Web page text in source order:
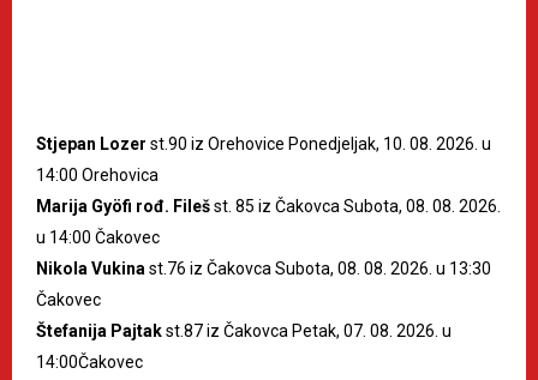
Stjepan Lozer st.90 iz Orehovice Ponedjeljak, 10. 08. 2026. u
14:00 Orehovica
Marija Gyöfi rođ. Filešst. 85 iz Čakovca Subota, 08. 08. 2026.
u 14:00 Čakovec
Nikola Vukinast.76 iz Čakovca Subota, 08. 08. 2026. u 13:30
Čakovec
Štefanija Pajtakst.87 iz Čakovca Petak, 07. 08. 2026. u
14:00Čakovec